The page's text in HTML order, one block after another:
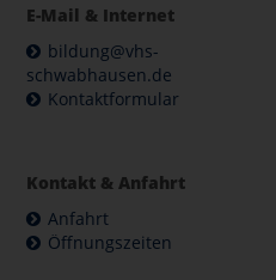
E-Mail & Internet
bildung@vhs-
schwabhausen.de
Kontaktformular
Kontakt & Anfahrt
Anfahrt
Öffnungszeiten